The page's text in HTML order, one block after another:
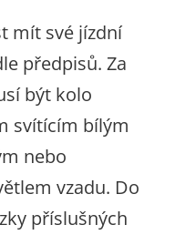
mít své jízdní
předpisů. Za
být kolo
svítícím bílým
nebo
vzadu. Do
příslušných